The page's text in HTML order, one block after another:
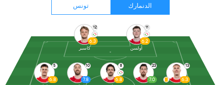
الدنمارك تونس
8
6.8
5
6.8
10
7.8
23
7.0
13
6.3
12
6.3
كاسبر
11
6.2
أولسن